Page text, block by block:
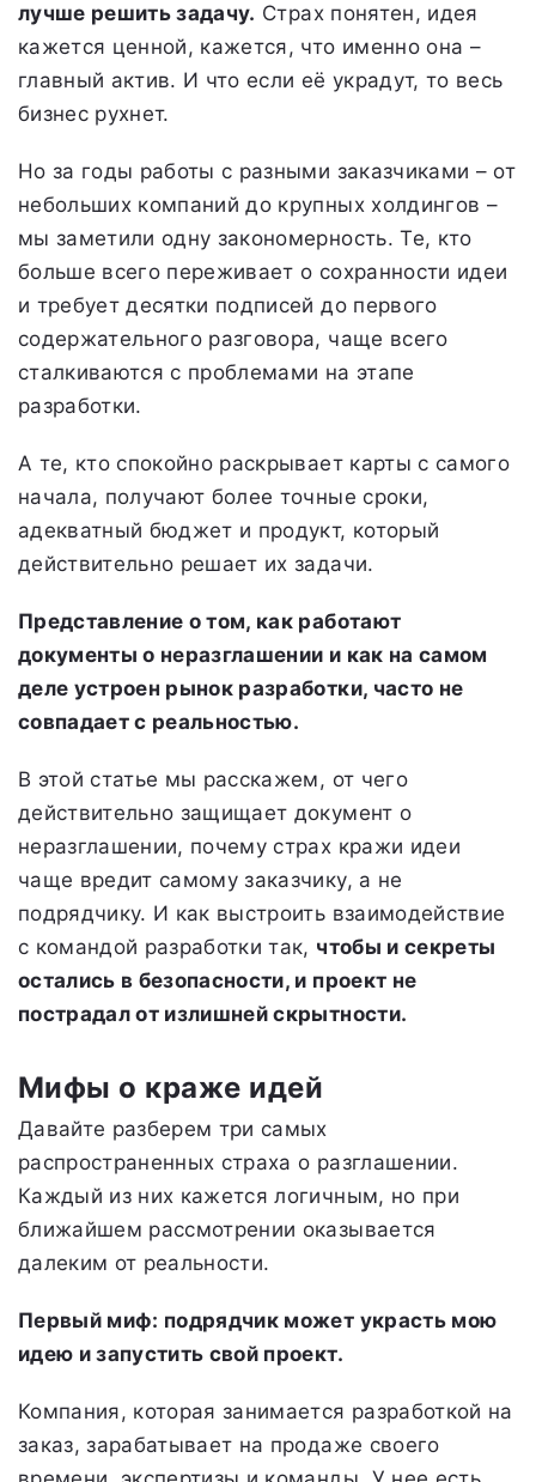
лучше решить задачу. Страх понятен, идея
кажется ценной, кажется, что именно она –
главный актив. И что если её украдут, то весь
бизнес рухнет.
Но за годы работы с разными заказчиками – от
небольших компаний до крупных холдингов –
мы заметили одну закономерность. Те, кто
больше всего переживает о сохранности идеи
и требует десятки подписей до первого
содержательного разговора, чаще всего
сталкиваются с проблемами на этапе
разработки.
А те, кто спокойно раскрывает карты с самого
начала, получают более точные сроки,
адекватный бюджет и продукт, который
действительно решает их задачи.
Представление о том, как работают
документы о неразглашении и как на самом
деле устроен рынок разработки, часто не
совпадает с реальностью.
В этой статье мы расскажем, от чего
действительно защищает документ о
неразглашении, почему страх кражи идеи
чаще вредит самому заказчику, а не
подрядчику. И как выстроить взаимодействие
с командой разработки так, чтобы и секреты
остались в безопасности, и проект не
пострадал от излишней скрытности.
Мифы о краже идей
Давайте разберем три самых
распространенных страха о разглашении.
Каждый из них кажется логичным, но при
ближайшем рассмотрении оказывается
далеким от реальности.
Первый миф: подрядчик может украсть мою
идею и запустить свой проект.
Компания, которая занимается разработкой на
заказ, зарабатывает на продаже своего